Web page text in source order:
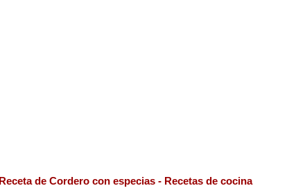
Receta de Cordero con especias - Recetas de cocina